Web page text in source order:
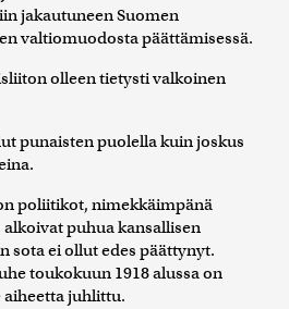
jakautuneen Suomen
valtiomuodosta päättämisessä.
olleen tietysti valkoinen
punaisten puolella kuin joskus
poliitikot, nimekkäimpänä
alkoivat puhua kansallisen
sota ei ollut edes päättynyt.
toukokuun 1918 alussa on
aiheetta juhlittu.